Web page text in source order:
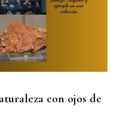
con ojos de